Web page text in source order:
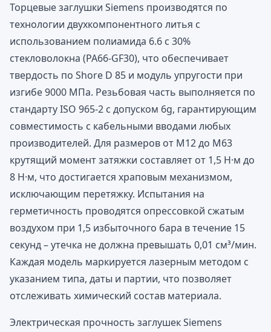
Торцевые заглушки Siemens производятся по
технологии двухкомпонентного литья с
использованием полиамида 6.6 с 30%
стекловолокна (PA66-GF30), что обеспечивает
твердость по Shore D 85 и модуль упругости при
изгибе 9000 МПа. Резьбовая часть выполняется по
стандарту ISO 965-2 с допуском 6g, гарантирующим
совместимость с кабельными вводами любых
производителей. Для размеров от M12 до M63
крутящий момент затяжки составляет от 1,5 Н·м до
8 Н·м, что достигается храповым механизмом,
исключающим перетяжку. Испытания на
герметичность проводятся опрессовкой сжатым
воздухом при 1,5 избыточного бара в течение 15
секунд – утечка не должна превышать 0,01 см³/мин.
Каждая модель маркируется лазерным методом с
указанием типа, даты и партии, что позволяет
отслеживать химический состав материала.
Электрическая прочность заглушек Siemens